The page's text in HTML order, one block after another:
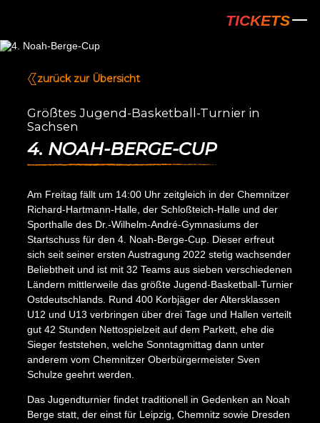
TICKETS
zurück zur Übersicht
Größtes Jugend-Basketball-Turnier in
Sachsen
4. NOAH-BERGE-CUP
Am Freitag fällt um 14:00 Uhr zeitgleich in der Chemnitzer
Richard-Hartmann-Halle, der Schloßteich-Halle und der
Sporthalle des Dr.-Wilhelm-André-Gymnasiums der
Startschuss für den 4. Noah-Berge-Cup. Dieser erfreut
sich seit seiner ersten Austragung 2022 stetig wachsender
Beliebtheit und ist mit 32 Teams aus sieben verschiedenen
Ländern mittlerweile das größte Jugend-Basketball-Turnier
Ostdeutschlands. Rund 400 Korbjäger der Altersklassen
U12 und U13 verbringen über drei Tage und Hallen verteilt
gut 42 Stunden Nettospielzeit auf dem Parkett, ehe die
Sieger feststehen, welche Sonntagmittag dann unter
anderem vom Chemnitzer Oberbürgermeister Sven
Schulze geehrt werden.
Das Jugendturnier findet traditionell in Gedenken an Noah
Berge statt, der einst für Leipzig, Chemnitz sowie Dresden